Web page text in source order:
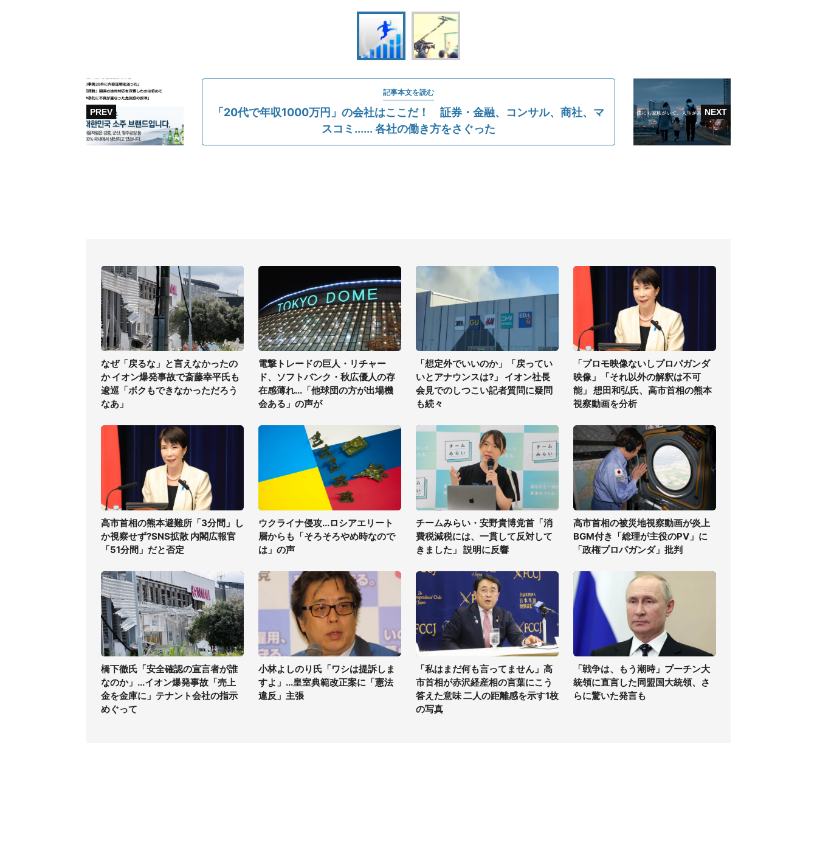
記事本文を読む
「20代で年収1000万円」の会社はここだ！ 証券・金融、コンサル、商社、マ
スコミ...... 各社の働き方をさぐった
なぜ「戻るな」と言えなかったの
か イオン爆発事故で斎藤幸平氏も
逡巡「ボクもできなかっただろう
なあ」
電撃トレードの巨人・リチャー
ド、ソフトバンク・秋広優人の存
在感薄れ...「他球団の方が出場機
会ある」の声が
「想定外でいいのか」「戻ってい
いとアナウンスは?」 イオン社長
会見でのしつこい記者質問に疑問
も続々
「プロモ映像ないしプロパガンダ
映像」「それ以外の解釈は不可
能」 想田和弘氏、高市首相の熊本
視察動画を分析
高市首相の熊本避難所「3分間」し
か視察せず?SNS拡散 内閣広報官
「51分間」だと否定
ウクライナ侵攻...ロシアエリート
層からも「そろそろやめ時なので
は」の声
チームみらい・安野貴博党首「消
費税減税には、一貫して反対して
きました」 説明に反響
高市首相の被災地視察動画が炎上
BGM付き「総理が主役のPV」に
「政権プロパガンダ」批判
橋下徹氏「安全確認の宣言者が誰
なのか」...イオン爆発事故「売上
金を金庫に」テナント会社の指示
めぐって
小林よしのり氏「ワシは提訴しま
すよ」...皇室典範改正案に「憲法
違反」主張
「私はまだ何も言ってません」高
市首相が赤沢経産相の言葉にこう
答えた意味 二人の距離感を示す1枚
の写真
「戦争は、もう潮時」プーチン大
統領に直言した同盟国大統領、さ
らに驚いた発言も